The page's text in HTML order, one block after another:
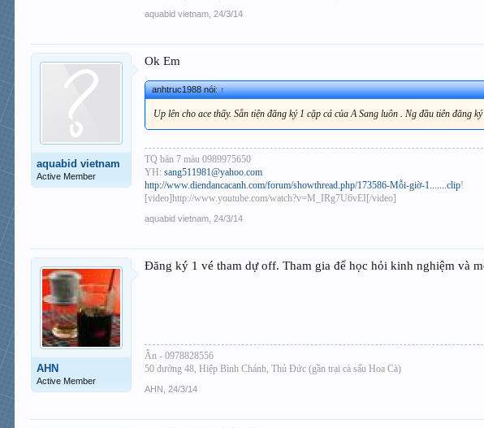
aquabid vietnam 24/3/14
aquabid vietnam
Active Member
Ok Em
anhtruc1988 nói:↑
Up lên cho ace thấy. Sẵn tiện đăng ký 1 cặp cá của A Sang luôn . Ng đầu tiên đăng
TQ bán 7 màu 0989975650
YH:sang511981@yahoo.com
http://www.diendancacanh.com/forum/showthread.php/173586-Mỗi-giờ-1.......clip!
[video]http://www.youtube.com/watch?v=M_IRg7U6vEI[/video]
aquabid vietnam 24/3/14
AHN
Active Member
Đăng ký 1 vé tham dự off. Tham gia để học hỏi kinh nghiệm và
Ân - 0978828556
50 đường 48, Hiệp Bình Chánh, Thủ Đức (gần trại cà sấu Hoa Cà)
AHN 24/3/14